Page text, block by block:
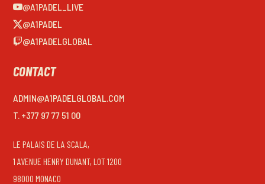
@A1PADEL_LIVE
@A1PADEL
@A1PADELGLOBAL
CONTACT
ADMIN@A1PADELGLOBAL.COM
T. +377 97 77 51 00
LE PALAIS DE LA SCALA,
1 AVENUE HENRY DUNANT, LOT 1200
98000 MONACO